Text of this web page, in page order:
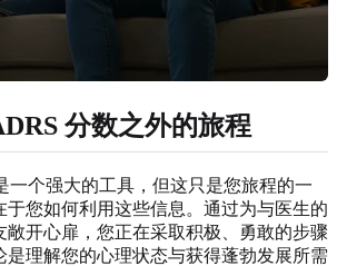
分数之外的旅程
一个强大的工具，但这只是您旅程的一
于您如何利用这些信息。通过为与医生的
敞开心扉，您正在采取积极、勇敢的步骤
是理解您的心理状态与获得蓬勃发展所需